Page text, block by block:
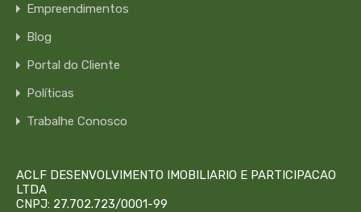
Empreendimentos
Blog
Portal do Cliente
Políticas
Trabalhe Conosco
ACLF DESENVOLVIMENTO IMOBILIARIO E PARTICIPACAO
LTDA
CNPJ: 27.702.723/0001-99